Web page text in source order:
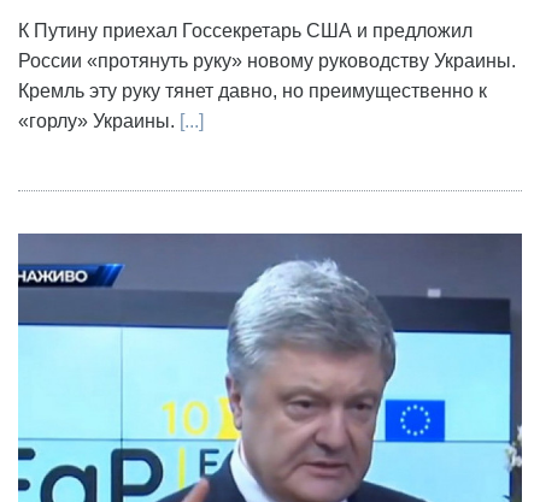
К Путину приехал Госсекретарь США и предложил
России «протянуть руку» новому руководству Украины.
Кремль эту руку тянет давно, но преимущественно к
«горлу» Украины. [...]